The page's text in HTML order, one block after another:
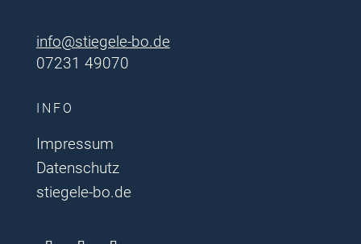
info@stiegele-bo.de
07231 49070
INFO
Impressum
Datenschutz
stiegele-bo.de